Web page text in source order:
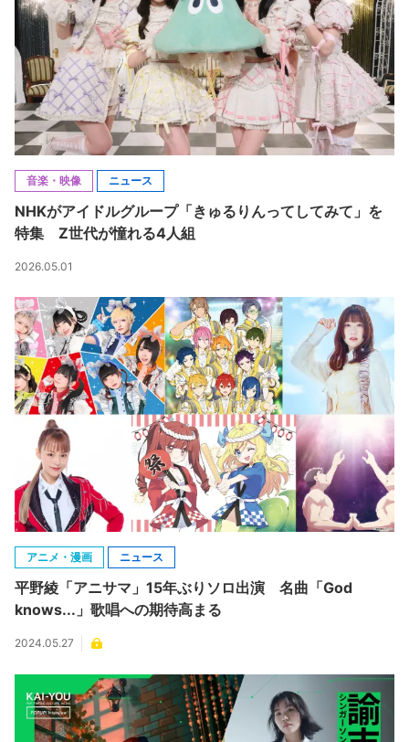
音楽・映像 ニュース
NHKがアイドルグループ「きゅるりんってしてみて」を
特集 Z世代が憧れる4人組
2026.05.01
アニメ・漫画 ニュース
平野綾「アニサマ」15年ぶりソロ出演 名曲「God
knows...」歌唱への期待高まる
2024.05.27